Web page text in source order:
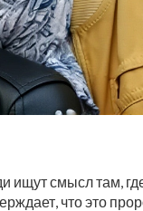
ищут смысл там,
что это